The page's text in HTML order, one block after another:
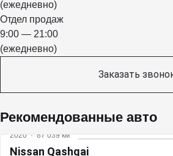
(ежедневно)
Отдел продаж
9:00 — 21:00
(ежедневно)
Заказать
Рекомендованные авто
2020 · 87 039 км
Nissan Qashqai